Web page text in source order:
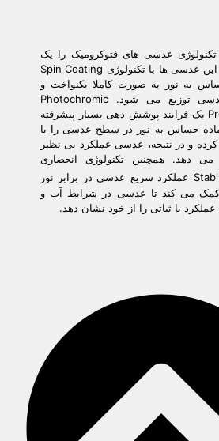
عدسی های Sensity تکنولوژی عدسی های فتوکرومیک را یک
گام جلوتر برده است. این عدسی ها با تکنولوژی Spin Coating
به نور به صورت کاملا یکنواخت و
متوازن در سطح عدسی توزیع می شود. Photochromic
Precision Technology یک فرایند پوشش دهی بسیار پیشرفته
حساس به نور در سطح عدسی را با
و در نتیجه، عدسی عملکرد بی نظیر
می دهد. همچنین تکنولوژی انحصاری
عملکرد سریع عدسی در برابر نور
می کند تا عدسی در شرایط آب و
با ثباتی را از خود نشان دهد.